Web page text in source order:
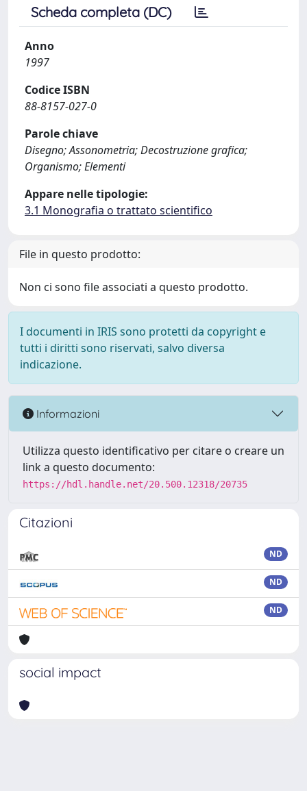
Scheda completa (DC)
Anno
1997
Codice ISBN
88-8157-027-0
Parole chiave
Disegno; Assonometria; Decostruzione grafica;
Organismo; Elementi
Appare nelle tipologie:
3.1 Monografia o trattato scientifico
File in questo prodotto:
Non ci sono file associati a questo prodotto.
I documenti in IRIS sono protetti da copyright e
tutti i diritti sono riservati, salvo diversa
indicazione.
Informazioni
Utilizza questo identificativo per citare o creare un
link a questo documento:
https://hdl.handle.net/20.500.12318/20735
Citazioni
ND
ND
ND
social impact